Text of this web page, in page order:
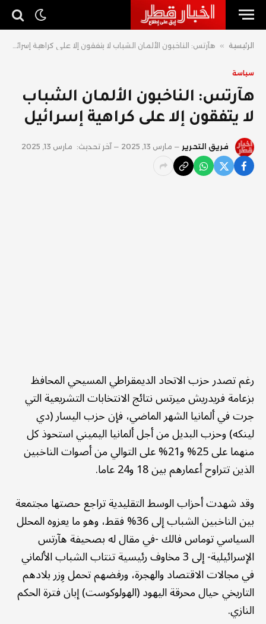
الرئيسية » هآرتس: الناخبون الألمان الشباب لا يتفقون إلا على كراهية إسرائيل
سياسة
هآرتس: الناخبون الألمان الشباب
لا يتفقون إلا على كراهية إسرائيل
فريق التحرير مارس 13, 2025 آخر تحديث: مارس 13, 2025
رغم تصدر حزب الاتحاد الديمقراطي المسيحي المحافظ
بزعامة فريدريش ميرتس نتائج الانتخابات التشريعية التي
جرت في ألمانيا الشهر الماضي، فإن حزب اليسار (دي
لينكه) وحزب البديل من أجل ألمانيا اليميني استحوذ كل
منهما على 25% و21% على التوالي من أصوات الناخبين
الذين تتراوح أعمارهم بين 18 و24 عاما.
وقد شهدت أحزاب الوسط التقليدية تراجع حصتها مجتمعة
بين الناخبين الشباب إلى 36% فقط، وهو ما يعزوه المحلل
السياسي توماس فالك -في مقال له بصحيفة هآرتس
الإسرائيلية- إلى 3 مخاوف رئيسية تنتاب الشباب الألماني
في مجالات الاقتصاد والهجرة، ورفضهم تحمل وِزر بلادهم
التاريخي حيال محرقة اليهود (الهولوكوست) إبان فترة الحكم
النازي.